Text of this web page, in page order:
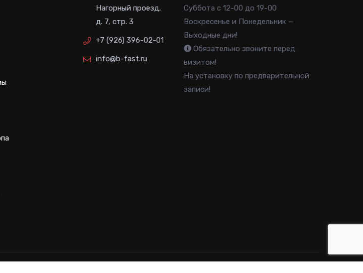
Нагорный проезд,
д. 7, стр. 3
+7 (926) 396-02-01
info@b-fast.ru
Суббота с 12-00 до 19-00
Воскресенье и Понедельник —
Выходные дни!
Обязательно звоните перед
визитом!
На установку по предварительной
записи!